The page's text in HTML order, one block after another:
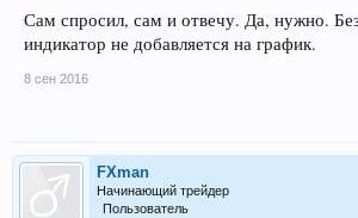
Сам спросил, сам и отвечу. Да, нужно.
индикатор не добавляется на график.
8 сен 2016
FXman
Начинающий трейдер
Пользователь